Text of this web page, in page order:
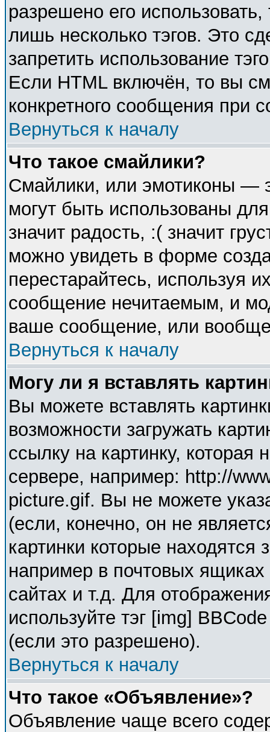
разрешено его использовать,
лишь несколько тэгов. Это
запретить использование
Если HTML включён, то вы
конкретного сообщения при
Вернуться к началу
Что такое смайлики?
Смайлики, или эмотиконы —
могут быть использованы
значит радость, :( значит
можно увидеть в форме
перестарайтесь, используя
сообщение нечитаемым, и
ваше сообщение, или вообще
Вернуться к началу
Могу ли я вставлять
Вы можете вставлять
возможности загружать
ссылку на картинку,
сервере, например: http://
picture.gif. Вы не можете
(если, конечно, он не
картинки которые
например в почтовых
сайтах и т.д. Для
используйте тэг [img]
(если это разрешено).
Вернуться к началу
Что такое «Объявление»?
Объявление чаще всего